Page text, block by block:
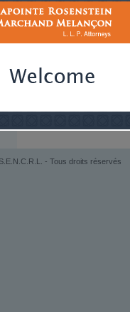
Afram, Cindy
- Tous droits réservés